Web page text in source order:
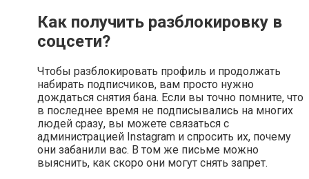
Как получить разблокировку в
соцсети?
Чтобы разблокировать профиль и продолжать
набирать подписчиков, вам просто нужно
дождаться снятия бана. Если вы точно помните, что
в последнее время не подписывались на многих
людей сразу, вы можете связаться с
администрацией Instagram и спросить их, почему
они забанили вас. В том же письме можно
выяснить, как скоро они могут снять запрет.